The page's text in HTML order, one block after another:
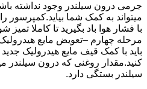
جرمی درون سیلندر وجود نداشته
میتواند به کمک شما بیاید.کمپرسور
با فشار هوا باد بگیرید تا کاملا تمیز
مرحله چهارم –تعویض مایع
باید با کمک قیف مایع هیدرولیک
کنید.مقدار روغنی که درون سیلندر
سیلندر بستگی دارد.